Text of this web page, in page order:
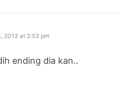
2013 at 3:53 pm
ending dia kan..